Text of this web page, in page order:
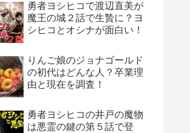
勇者ヨシヒコで渡辺直美が
魔王の城２話で生贄に？ヨ
シヒコとオシナが面白い！
りんご娘のジョナゴールド
の初代はどんな人？卒業理
由と現在を調査！
勇者ヨシヒコの井戸の魔物
は悪霊の鍵の第５話で登